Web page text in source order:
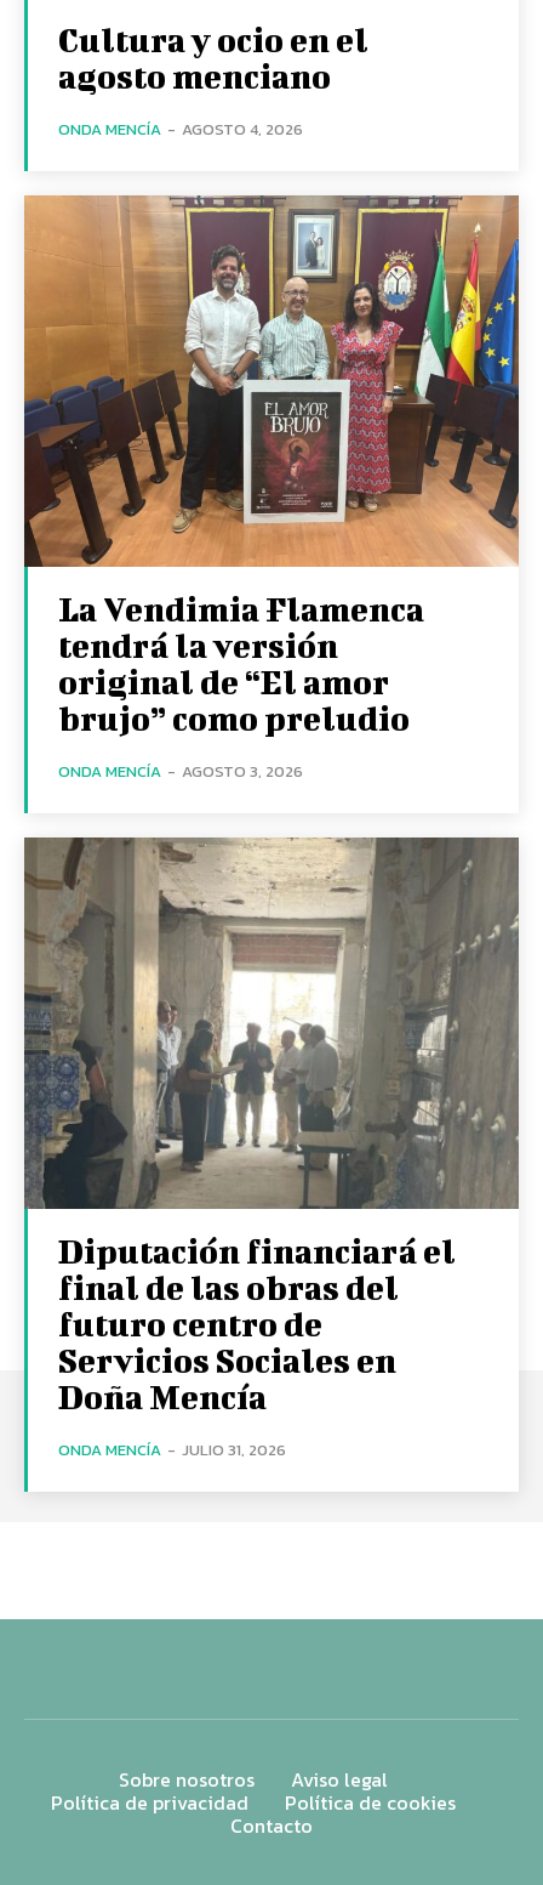
Cultura y ocio en el
agosto menciano
ONDA MENCÍA - AGOSTO 4, 2026
La Vendimia Flamenca
tendrá la versión
original de “El amor
brujo” como preludio
ONDA MENCÍA - AGOSTO 3, 2026
Diputación financiará el
final de las obras del
futuro centro de
Servicios Sociales en
Doña Mencía
ONDA MENCÍA - JULIO 31, 2026
Sobre nosotros Aviso legal
Política de privacidad Política de cookies
Contacto